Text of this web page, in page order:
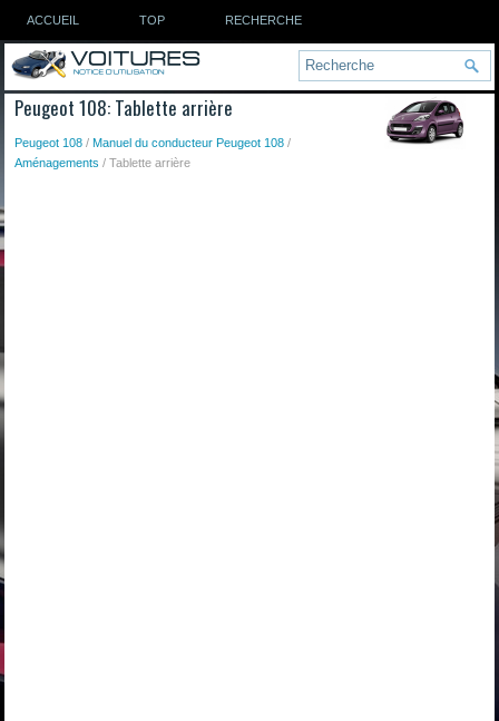
ACCUEIL TOP RECHERCHE
Peugeot 108: Tablette arrière
Peugeot 108 /Manuel du conducteur Peugeot 108 /
Aménagements / Tablette arrière